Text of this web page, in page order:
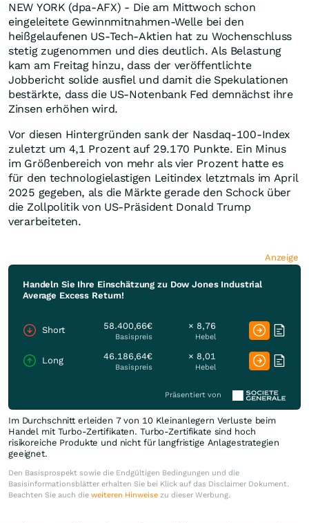
NEW YORK (dpa-AFX) - Die am Mittwoch schon
eingeleitete Gewinnmitnahmen-Welle bei den
heißgelaufenen US-Tech-Aktien hat zu Wochenschluss
stetig zugenommen und dies deutlich. Als Belastung
kam am Freitag hinzu, dass der veröffentlichte
Jobbericht solide ausfiel und damit die Spekulationen
bestärkte, dass die US-Notenbank Fed demnächst ihre
Zinsen erhöhen wird.
Vor diesen Hintergründen sank der Nasdaq-100-Index
zuletzt um 4,1 Prozent auf 29.170 Punkte. Ein Minus
im Größenbereich von mehr als vier Prozent hatte es
für den technologielastigen Leitindex letztmals im April
2025 gegeben, als die Märkte gerade den Schock über
die Zollpolitik von US-Präsident Donald Trump
verarbeiteten.
Anzeige
Handeln Sie Ihre Einschätzung zu Dow Jones Industrial
Average Excess Return!
Short 58.400,66€
Basispreis
× 8,76
Hebel
Long 46.186,64€
Basispreis
× 8,01
Hebel
Präsentiert von
Im Durchschnitt erleiden 7 von 10 Kleinanlegern Verluste beim
Handel mit Turbo-Zertifikaten. Turbo-Zertifikate sind hoch
risikoreiche Produkte und nicht für langfristige Anlagestrategien
geeignet.
Den Basisprospekt sowie die Endgültigen Bedingungen und die
Basisinformationsblätter erhalten Sie bei Klick auf das Disclaimer Dokument.
Beachten Sie auch die weiteren Hinweise zu dieser Werbung.